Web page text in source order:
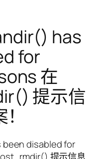
has
for
在
提示信